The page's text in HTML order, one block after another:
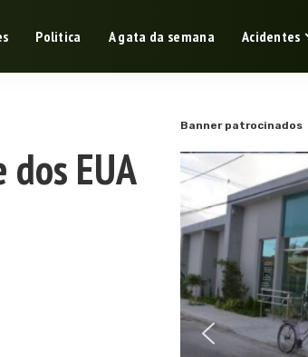
Politica A gata da semana Acidentes
EUA
Banner patrocinados